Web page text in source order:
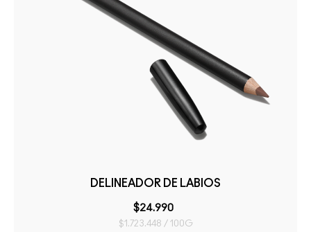
DELINEADOR DE LABIOS
$24.990
$1.723.448 / 100G